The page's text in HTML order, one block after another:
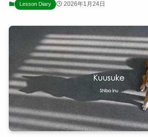
Lesson Diary 2026年1月24日